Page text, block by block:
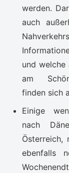
werden.
auch
und welche
am
finden sich
Einige
nach
Österreich,
ebenfalls